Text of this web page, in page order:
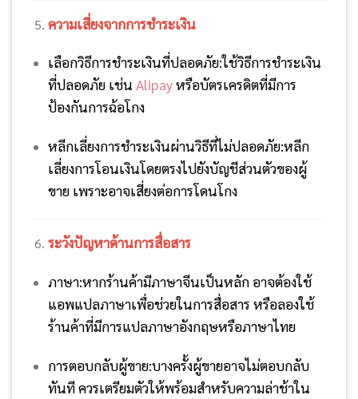
ความเสี่ยงจากการชำระเงิน
เลือกวิธีการชำระเงินที่ปลอดภัย:ใช้วิธีการชำระเงิน
ที่ปลอดภัย เช่น Alipayหรือบัตรเครดิตที่มีการ
ป้องกันการฉ้อโกง
หลีกเลี่ยงการชำระเงินผ่านวิธีที่ไม่ปลอดภัย:หลีก
เลี่ยงการโอนเงินโดยตรงไปยังบัญชีส่วนตัวของผู้
ขาย เพราะอาจเสี่ยงต่อการโดนโกง
ระวังปัญหาด้านการสื่อสาร
ภาษา:หากร้านค้ามีภาษาจีนเป็นหลัก อาจต้องใช้
แอพแปลภาษาเพื่อช่วยในการสื่อสาร หรือลองใช้
ร้านค้าที่มีการแปลภาษาอังกฤษหรือภาษาไทย
การตอบกลับผู้ขาย:บางครั้งผู้ขายอาจไม่ตอบกลับ
ทันที ควรเตรียมตัวให้พร้อมสำหรับความล่าช้าใน